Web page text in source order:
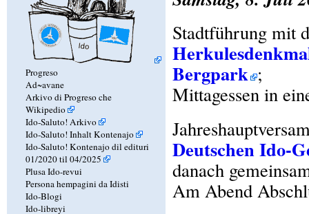
Progreso
Ad~avane
Arkivo di Progreso che
Wikipedio
Ido-Saluto! Arkivo
Ido-Saluto! Inhalt Kontenajo
Ido-Saluto! Kontenajo dil edituri
01/2020 til 04/2025
Plusa Ido-revui
Persona hempagini da Idisti
Ido-Blogi
Ido-libreyi
Stadtführung mit
Bergpark ;
Mittagessen in
Deutschen Ido-
danach
Am Abend